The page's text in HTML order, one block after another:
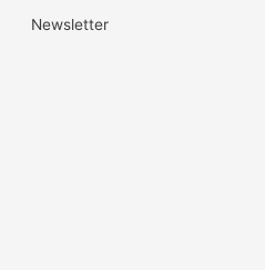
Newsletter